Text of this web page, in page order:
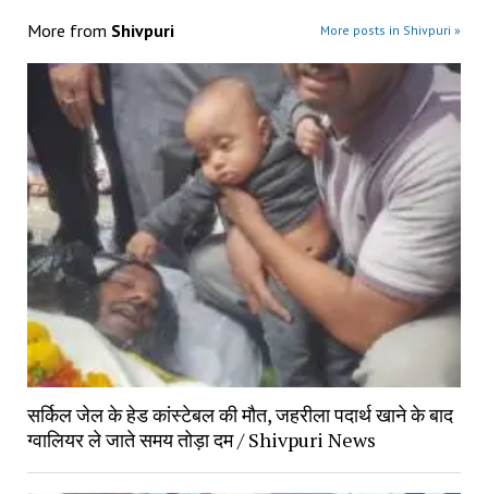
More from Shivpuri More posts in Shivpuri »
सर्किल जेल के हेड कांस्टेबल की मौत, जहरीला पदार्थ खाने के बाद
ग्वालियर ले जाते समय तोड़ा दम / Shivpuri News